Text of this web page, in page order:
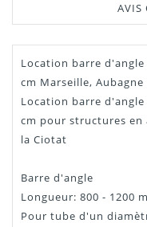
AVIS
Location barre
cm Marseille, Aubagne
Location barre
cm pour structures en
la Ciotat
Barre d'angle
Longueur: 800 - 1200
Pour tube d'un